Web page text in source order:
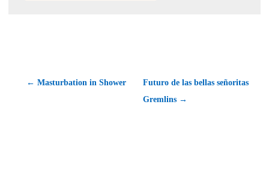
← Masturbation in Shower
Futuro de las bellas señoritas
Gremlins →